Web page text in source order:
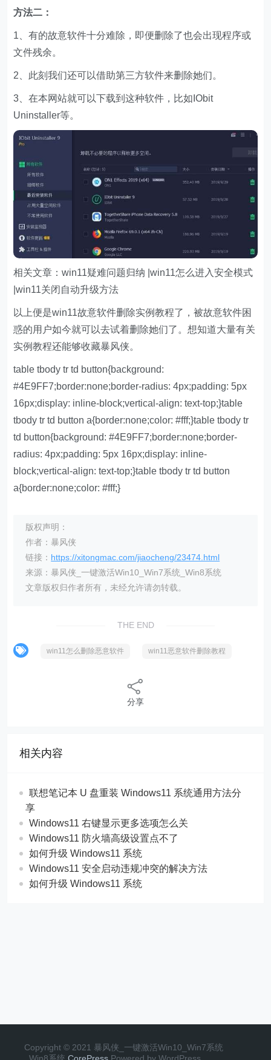
方法二：
1、有的故意软件十分难除，即便删除了也会出现程序或
文件残余。
2、此刻我们还可以借助第三方软件来删除她们。
3、在本网站就可以下载到这种软件，比如IObit
Uninstaller等。
相关文章：win11疑难问题归纳 |win11怎么进入安全模式
|win11关闭自动升级方法
以上便是win11故意软件删除实例教程了，被故意软件困
惑的用户如今就可以去试着删除她们了。想知道大量有关
实例教程还能够收藏暴风侠。
table tbody tr td button{background:
#4E9FF7;border:none;border-radius: 4px;padding: 5px
16px;display: inline-block;vertical-align: text-top;}table
tbody tr td button a{border:none;color: #fff;}table tbody tr
td button{background: #4E9FF7;border:none;border-
radius: 4px;padding: 5px 16px;display: inline-
block;vertical-align: text-top;}table tbody tr td button
a{border:none;color: #fff;}
版权声明：
作者：暴风侠
链接： https://xitongmac.com/jiaocheng/23474.html
来源：暴风侠_一键激活Win10_Win7系统_Win8系统
文章版权归作者所有，未经允许请勿转载。
THE END
win11怎么删除恶意软件 win11恶意软件删除教程
分享
相关内容
联想笔记本 U 盘重装 Windows11 系统通用方法分
享
Windows11 右键显示更多选项怎么关
Windows11 防火墙高级设置点不了
如何升级 Windows11 系统
Windows11 安全启动违规冲突的解决方法
如何升级 Windows11 系统
Copyright © 2021 暴风侠_一键激活Win10_Win7系统